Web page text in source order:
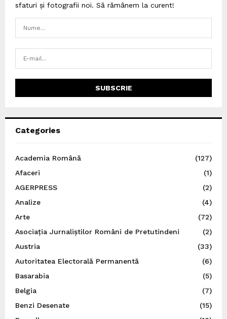
sfaturi și fotografii noi. Să rămânem la curent!
Categories
Academia Română
(127)
Afaceri
(1)
AGERPRESS
(2)
Analize
(4)
Arte
(72)
Asociația Jurnaliștilor Români de Pretutindeni
(2)
Austria
(33)
Autoritatea Electorală Permanentă
(6)
Basarabia
(5)
Belgia
(7)
Benzi Desenate
(15)